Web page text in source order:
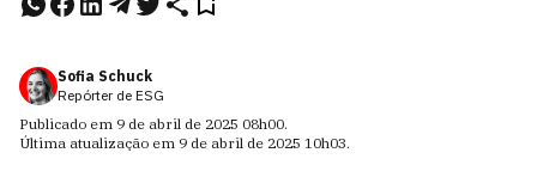
Sofia Schuck
Repórter de ESG
Publicado em 9 de abril de 2025 08h00.
Última atualização em 9 de abril de 2025 10h03.